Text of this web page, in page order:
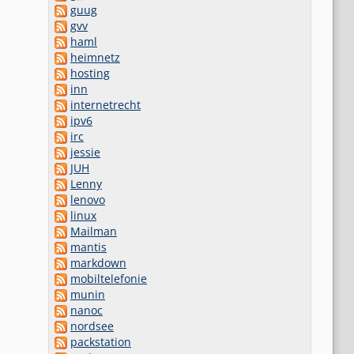
guug
gvv
haml
heimnetz
hosting
inn
internetrecht
ipv6
irc
jessie
JUH
Lenny
lenovo
linux
Mailman
mantis
markdown
mobiltelefonie
munin
nanoc
nordsee
packstation